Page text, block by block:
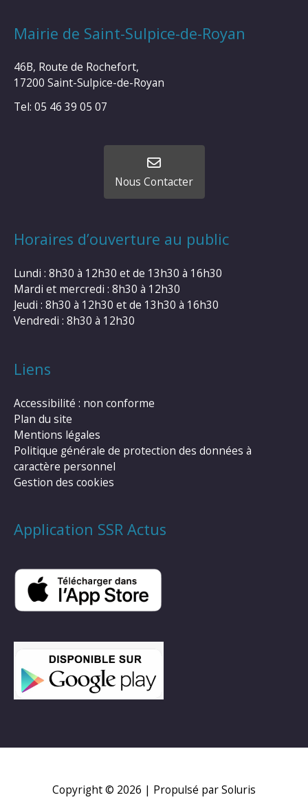
Mairie de Saint-Sulpice-de-Royan
46B, Route de Rochefort,
17200 Saint-Sulpice-de-Royan
Tel: 05 46 39 05 07
Nous Contacter
Horaires d’ouverture au public
Lundi : 8h30 à 12h30 et de 13h30 à 16h30
Mardi et mercredi : 8h30 à 12h30
Jeudi : 8h30 à 12h30 et de 13h30 à 16h30
Vendredi : 8h30 à 12h30
Liens
Accessibilité : non conforme
Plan du site
Mentions légales
Politique générale de protection des données à
caractère personnel
Gestion des cookies
Application SSR Actus
Copyright © 2026 | Propulsé par Soluris